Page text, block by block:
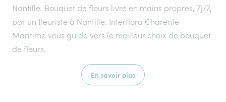
Nantille. Bouquet de fleurs livré en mains propres, 7j/7,
par un fleuriste à Nantille. Interflora Charente-
Maritime vous guide vers le meilleur choix de bouquet
de fleurs.
En savoir plus